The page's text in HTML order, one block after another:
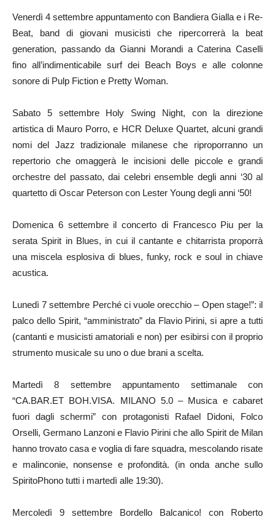
Venerdì 4 settembre appuntamento con Bandiera Gialla e i Re-
Beat, band di giovani musicisti che ripercorrerà la beat
generation, passando da Gianni Morandi a Caterina Caselli
fino all’indimenticabile surf dei Beach Boys e alle colonne
sonore di Pulp Fiction e Pretty Woman.
Sabato 5 settembre Holy Swing Night, con la direzione
artistica di Mauro Porro, e HCR Deluxe Quartet, alcuni grandi
nomi del Jazz tradizionale milanese che riproporranno un
repertorio che omaggerà le incisioni delle piccole e grandi
orchestre del passato, dai celebri ensemble degli anni ‘30 al
quartetto di Oscar Peterson con Lester Young degli anni ‘50!
Domenica 6 settembre il concerto di Francesco Piu per la
serata Spirit in Blues, in cui il cantante e chitarrista proporrà
una miscela esplosiva di blues, funky, rock e soul in chiave
acustica.
Lunedì 7 settembre Perché ci vuole orecchio – Open stage!”: il
palco dello Spirit, “amministrato” da Flavio Pirini, si apre a tutti
(cantanti e musicisti amatoriali e non) per esibirsi con il proprio
strumento musicale su uno o due brani a scelta.
Martedì 8 settembre appuntamento settimanale con
“CA.BAR.ET BOH.VISA. MILANO 5.0 – Musica e cabaret
fuori dagli schermi” con protagonisti Rafael Didoni, Folco
Orselli, Germano Lanzoni e Flavio Pirini che allo Spirit de Milan
hanno trovato casa e voglia di fare squadra, mescolando risate
e malinconie, nonsense e profondità. (in onda anche sullo
SpiritoPhono tutti i martedì alle 19:30).
Mercoledì 9 settembre Bordello Balcanico! con Roberto